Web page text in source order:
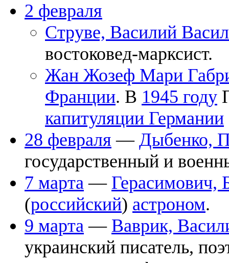
2 февраля
Струве, Василий
востоковед-марксист.
Жан Жозеф Мари
Франции. В 1945 году
капитуляции Германии
28 февраля — Дыбенко,
государственный и
7 марта — Герасимович,
(российский) астроном.
9 марта — Ваврик,
украинский писатель,